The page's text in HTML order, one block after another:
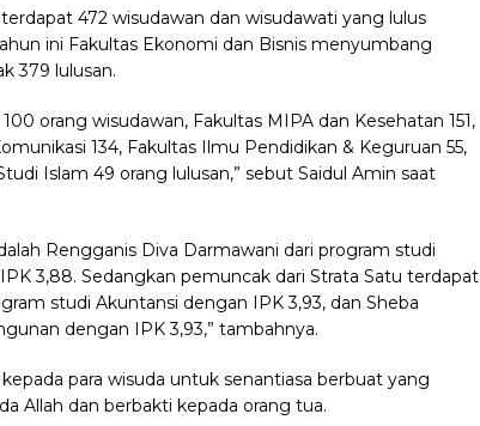
472 wisudawan dan wisudawati yang lulus
ini Fakultas Ekonomi dan Bisnis menyumbang
379 lulusan.
orang wisudawan, Fakultas MIPA dan Kesehatan 151,
134, Fakultas Ilmu Pendidikan & Keguruan 55,
Islam 49 orang lulusan,” sebut Saidul Amin saat
Rengganis Diva Darmawani dari program studi
3,88. Sedangkan pemuncak dari Strata Satu terdapat
studi Akuntansi dengan IPK 3,93, dan Sheba
dengan IPK 3,93,” tambahnya.
para wisuda untuk senantiasa berbuat yang
Allah dan berbakti kepada orang tua.